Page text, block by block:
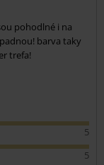
pohodlné i na
barva taky
trefa!
5
5